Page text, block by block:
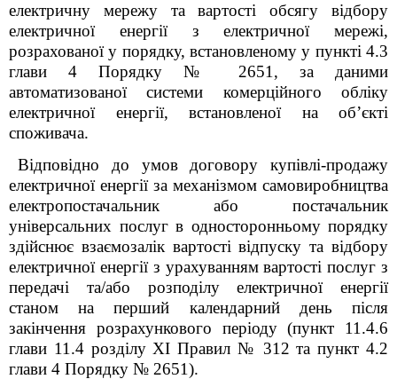
електричну мережу та вартості обсягу відбору
електричної енергії з електричної мережі,
розрахованої у порядку, встановленому у пункті 4.3
глави 4 Порядку № 2651, за даними
автоматизованої системи комерційного обліку
електричної енергії, встановленої на об’єкті
споживача.
Відповідно до умов договору купівлі-продажу
електричної енергії за механізмом самовиробництва
електропостачальник або постачальник
універсальних послуг в односторонньому порядку
здійснює взаємозалік вартості відпуску та відбору
електричної енергії з урахуванням вартості послуг з
передачі та/або розподілу електричної енергії
станом на перший календарний день після
закінчення розрахункового періоду (пункт 11.4.6
глави 11.4 розділу XI Правил № 312 тапункт 4.2
глави 4 Порядку № 2651).